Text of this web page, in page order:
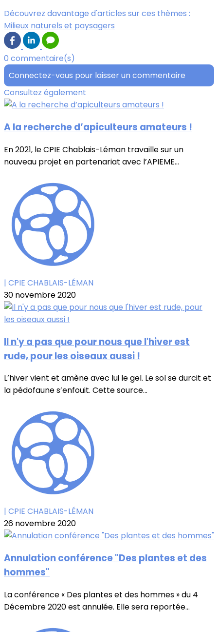
Découvrez davantage d'articles sur ces thèmes :
Milieux naturels et paysagers
0 commentaire(s)
Connectez-vous pour laisser un commentaire
Consultez également
A la recherche d’apiculteurs amateurs !
En 2021, le CPIE Chablais-Léman travaille sur un
nouveau projet en partenariat avec l’APIEME...
| CPIE CHABLAIS-LÉMAN
30 novembre 2020
Il n'y a pas que pour nous que l'hiver est
rude, pour les oiseaux aussi !
L’hiver vient et amène avec lui le gel. Le sol se durcit et
la pédofaune s’enfouit. Cette source...
| CPIE CHABLAIS-LÉMAN
26 novembre 2020
Annulation conférence "Des plantes et des
hommes"
La conférence « Des plantes et des hommes » du 4
Décembre 2020 est annulée. Elle sera reportée...